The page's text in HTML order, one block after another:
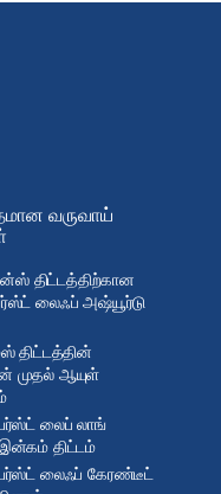
வருவாய்
திட்டத்திற்கான
லைஃப் அஷ்யூர்டு
திட்டத்தின்
முதல் ஆயுள்
லைப் லாங்
திட்டம்
லைஃப் கேரண்டீட்